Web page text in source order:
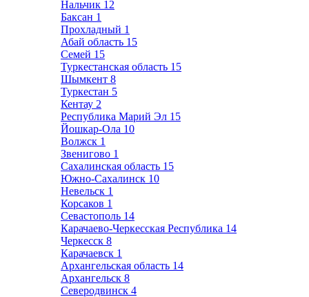
Нальчик 12
Баксан 1
Прохладный 1
Абай область 15
Семей 15
Туркестанская область 15
Шымкент 8
Туркестан 5
Кентау 2
Республика Марий Эл 15
Йошкар-Ола 10
Волжск 1
Звенигово 1
Сахалинская область 15
Южно-Сахалинск 10
Невельск 1
Корсаков 1
Севастополь 14
Карачаево-Черкесская Республика 14
Черкесск 8
Карачаевск 1
Архангельская область 14
Архангельск 8
Северодвинск 4